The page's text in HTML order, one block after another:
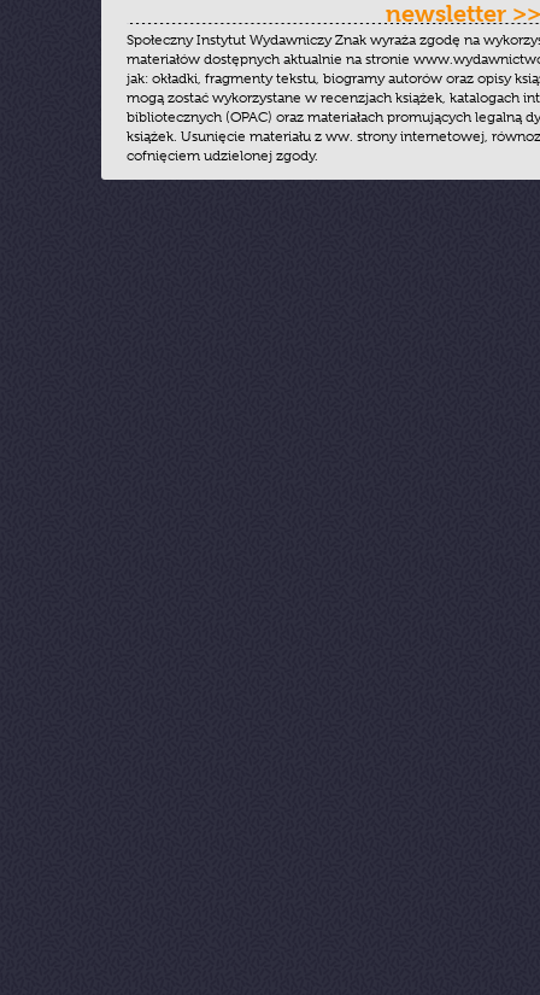
newsletter >>
Społeczny Instytut Wydawniczy Znak wyraża zgodę na
materiałów dostępnych aktualnie na stronie
jak: okładki, fragmenty tekstu, biogramy autorów oraz opisy
mogą zostać wykorzystane w recenzjach książek, katalogach
bibliotecznych (OPAC) oraz materiałach promujących legalną
książek. Usunięcie materiału z ww. strony internetowej,
cofnięciem udzielonej zgody.